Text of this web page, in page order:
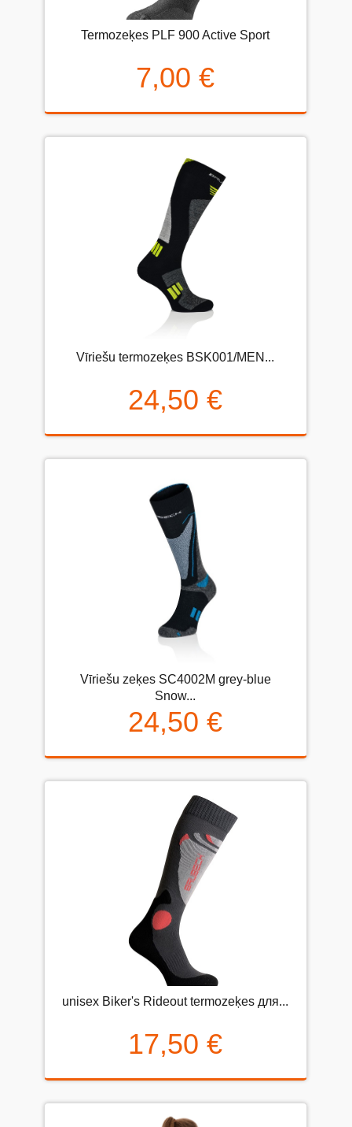
Termozeķes PLF 900 Active Sport
7,00 €
Vīriešu termozeķes BSK001/MEN...
24,50 €
Vīriešu zeķes SC4002M grey-blue
Snow...
24,50 €
unisex Biker's Rideout termozeķes для...
17,50 €